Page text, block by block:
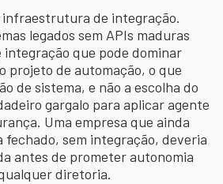
de integração.
legados sem APIs maduras
que pode dominar
projeto de automação, o que
de sistema, e não a escolha do
gargalo para aplicar agente
Uma empresa que ainda
fechado, sem integração, deveria
antes de prometer autonomia
diretoria.